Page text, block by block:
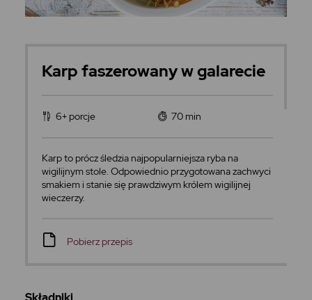
Karp faszerowany w galarecie
6+ porcje 70 min
Karp to prócz śledzia najpopularniejsza ryba na
wigilijnym stole. Odpowiednio przygotowana zachwyci
smakiem i stanie się prawdziwym królem wigilijnej
wieczerzy.
Pobierz przepis